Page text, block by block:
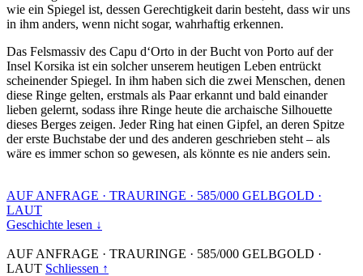
wie ein Spiegel ist, dessen Gerechtigkeit darin besteht, dass wir uns
in ihm anders, wenn nicht sogar, wahrhaftig erkennen.
Das Felsmassiv des Capu d‘Orto in der Bucht von Porto auf der
Insel Korsika ist ein solcher unserem heutigen Leben entrückt
scheinender Spiegel. In ihm haben sich die zwei Menschen, denen
diese Ringe gelten, erstmals als Paar erkannt und bald einander
lieben gelernt, sodass ihre Ringe heute die archaische Silhouette
dieses Berges zeigen. Jeder Ring hat einen Gipfel, an deren Spitze
der erste Buchstabe der und des anderen geschrieben steht – als
wäre es immer schon so gewesen, als könnte es nie anders sein.
AUF ANFRAGE · TRAURINGE · 585/000 GELBGOLD ·
LAUT
Geschichte lesen ↓
AUF ANFRAGE · TRAURINGE · 585/000 GELBGOLD ·
LAUT Schliessen ↑